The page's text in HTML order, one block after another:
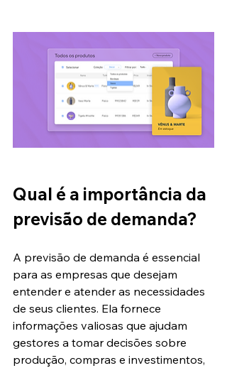
Qual é a importância da
previsão de demanda?
A previsão de demanda é essencial
para as empresas que desejam
entender e atender as necessidades
de seus clientes. Ela fornece
informações valiosas que ajudam
gestores a tomar decisões sobre
produção, compras e investimentos,